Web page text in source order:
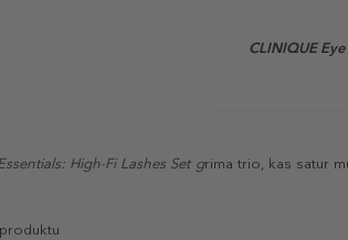
CLINIQUE
High-Fi Lashes Set grima trio, kas satur